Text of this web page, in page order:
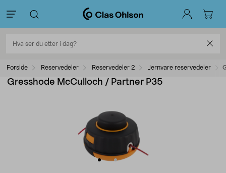
Forside Reservedeler Reservedeler 2 Jernvare reservedeler
Gresshode McCulloch / Partner P35